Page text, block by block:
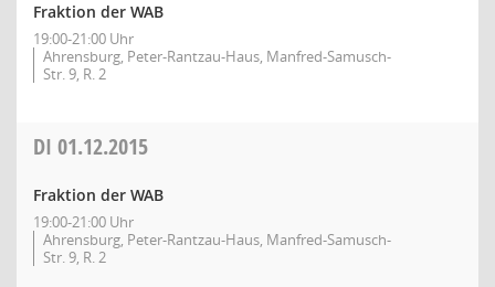
Fraktion der WAB
19:00-21:00 Uhr
Ahrensburg, Peter-Rantzau-Haus, Manfred-Samusch-
Str. 9, R. 2
DI 01.12.2015
Fraktion der WAB
19:00-21:00 Uhr
Ahrensburg, Peter-Rantzau-Haus, Manfred-Samusch-
Str. 9, R. 2